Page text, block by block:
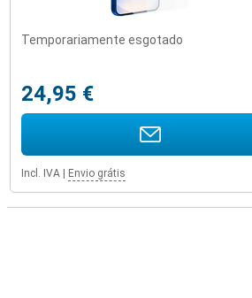
Temporariamente esgotado
24,95 €
Incl. IVA Envio grátis